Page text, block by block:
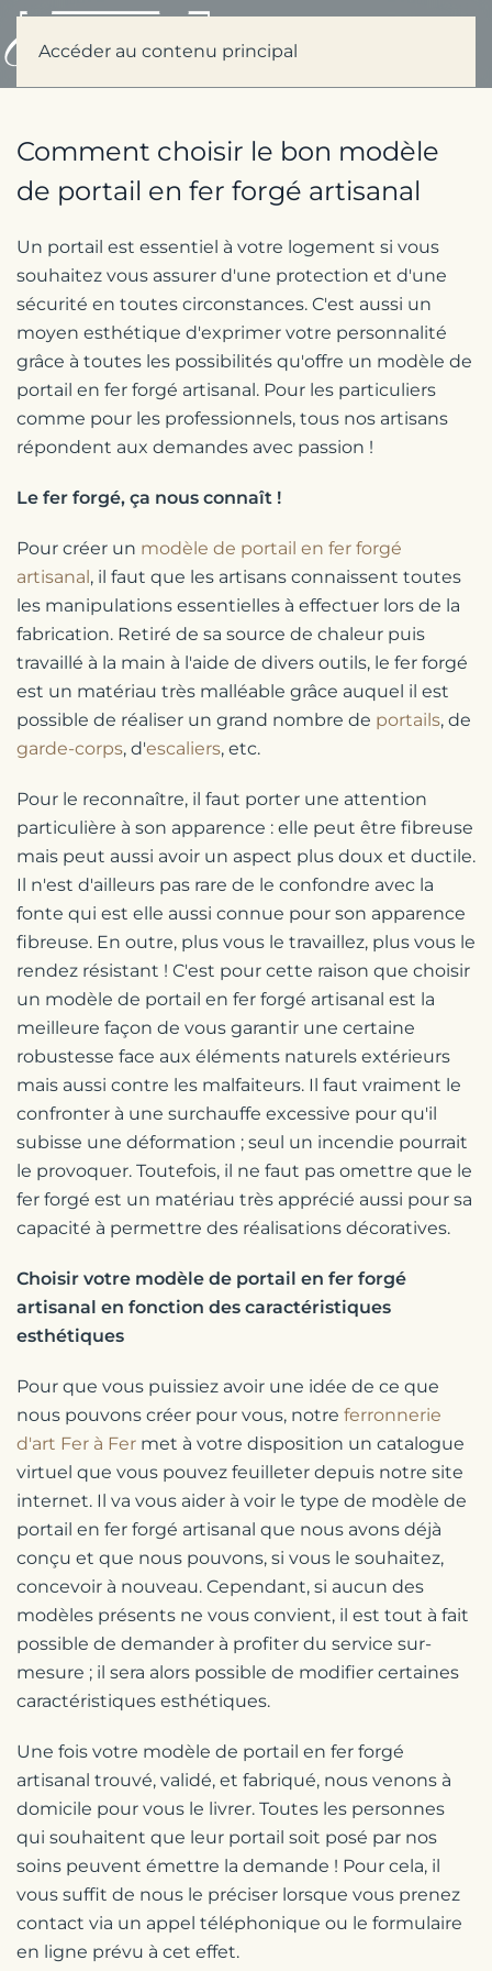
Accéder au contenu principal
Comment choisir le bon modèle
de portail en fer forgé artisanal
Un portail est essentiel à votre logement si vous
souhaitez vous assurer d'une protection et d'une
sécurité en toutes circonstances. C'est aussi un
moyen esthétique d'exprimer votre personnalité
grâce à toutes les possibilités qu'offre un modèle de
portail en fer forgé artisanal. Pour les particuliers
comme pour les professionnels, tous nos artisans
répondent aux demandes avec passion !
Le fer forgé, ça nous connaît !
Pour créer un modèle de portail en fer forgé
artisanal, il faut que les artisans connaissent toutes
les manipulations essentielles à effectuer lors de la
fabrication. Retiré de sa source de chaleur puis
travaillé à la main à l'aide de divers outils, le fer forgé
est un matériau très malléable grâce auquel il est
possible de réaliser un grand nombre de portails, de
garde-corps, d'escaliers, etc.
Pour le reconnaître, il faut porter une attention
particulière à son apparence : elle peut être fibreuse
mais peut aussi avoir un aspect plus doux et ductile.
Il n'est d'ailleurs pas rare de le confondre avec la
fonte qui est elle aussi connue pour son apparence
fibreuse. En outre, plus vous le travaillez, plus vous le
rendez résistant ! C'est pour cette raison que choisir
un modèle de portail en fer forgé artisanal est la
meilleure façon de vous garantir une certaine
robustesse face aux éléments naturels extérieurs
mais aussi contre les malfaiteurs. Il faut vraiment le
confronter à une surchauffe excessive pour qu'il
subisse une déformation ; seul un incendie pourrait
le provoquer. Toutefois, il ne faut pas omettre que le
fer forgé est un matériau très apprécié aussi pour sa
capacité à permettre des réalisations décoratives.
Choisir votre modèle de portail en fer forgé
artisanal en fonction des caractéristiques
esthétiques
Pour que vous puissiez avoir une idée de ce que
nous pouvons créer pour vous, notre ferronnerie
d'art Fer à Fer met à votre disposition un catalogue
virtuel que vous pouvez feuilleter depuis notre site
internet. Il va vous aider à voir le type de modèle de
portail en fer forgé artisanal que nous avons déjà
conçu et que nous pouvons, si vous le souhaitez,
concevoir à nouveau. Cependant, si aucun des
modèles présents ne vous convient, il est tout à fait
possible de demander à profiter du service sur-
mesure ; il sera alors possible de modifier certaines
caractéristiques esthétiques.
Une fois votre modèle de portail en fer forgé
artisanal trouvé, validé, et fabriqué, nous venons à
domicile pour vous le livrer. Toutes les personnes
qui souhaitent que leur portail soit posé par nos
soins peuvent émettre la demande ! Pour cela, il
vous suffit de nous le préciser lorsque vous prenez
contact via un appel téléphonique ou le formulaire
en ligne prévu à cet effet.